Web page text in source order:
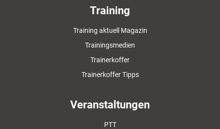
Training
Training aktuell Magazin
Trainingsmedien
Trainerkoffer
Trainerkoffer Tipps
Veranstaltungen
PTT